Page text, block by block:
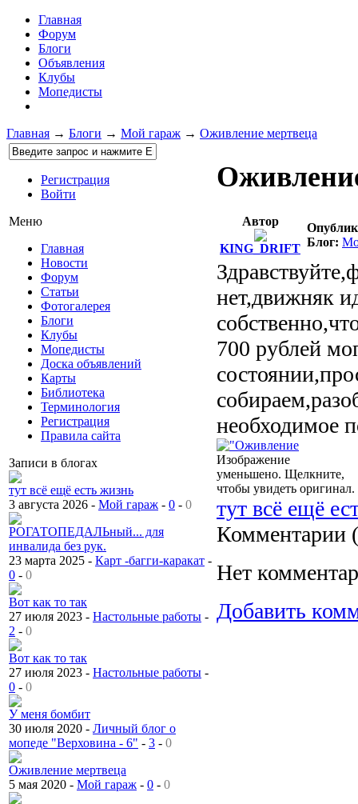
Главная
Форум
Блоги
Объявления
Клубы
Мопедисты
Главная → Блоги → Мой гараж → Оживление мертвеца
Регистрация
Войти
Меню
Главная
Новости
Форум
Статьи
Фотогалерея
Блоги
Клубы
Мопедисты
Доска объявлений
Карты
Библиотека
Терминология
Регистрация
Правила сайта
Записи в блогах
тут всё ещё есть жизнь
3 августа 2026 - Мой гараж - 0 - 0
РОГАТОПЕДАЛЬный... для
инвалида без рук.
23 марта 2025 - Карт -багги-каракат -
0 - 0
Вот как то так
27 июля 2023 - Настольные работы -
2 - 0
Вот как то так
27 июля 2023 - Настольные работы -
0 - 0
У меня бомбит
30 июля 2020 - Личный блог о
мопеде "Верховина - 6" - 3 - 0
Оживление мертвеца
5 мая 2020 - Мой гараж - 0 - 0
Автор
KING_DRIFT Блог:
нет,движняк
700 рублей
необходимое
Изображение
уменьшено. Щелкните,
чтобы увидеть оригинал.
тут всё ещё
Комментарии (
Нет
Добавить